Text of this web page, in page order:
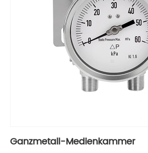
Ganzmetall-Medienkammer